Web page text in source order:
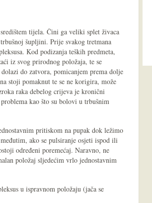
tijela. Čini ga veliki splet živaca
šupljini. Prije svakog tretmana
Kod podizanja teških predmeta,
iz svog prirodnog položaja, te se
do zatvora, pomicanjem prema dolje
stoji pomaknut te se ne korigira, može
raka debelog crijeva je kronični
kao što su bolovi u trbušnim
pritiskom na pupak dok ležimo
ako se pulsiranje osjeti ispod ili
određeni poremećaj. Naravno, ne
položaj sljedećim vrlo jednostavnim
u ispravnom položaju (jača se